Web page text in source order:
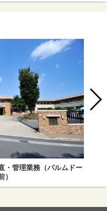
・管理業務（パルムドー
）